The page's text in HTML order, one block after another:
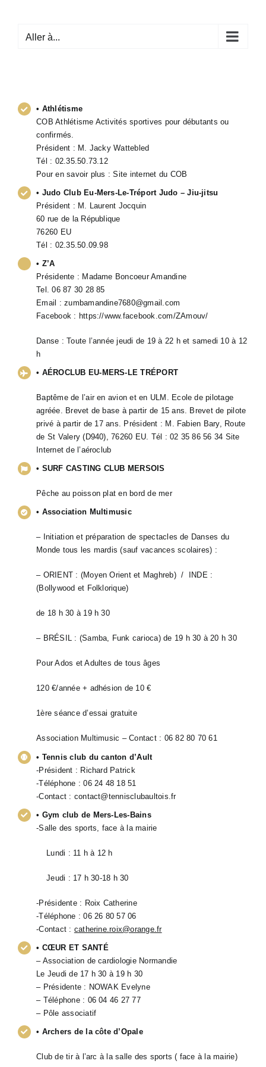
contenuAller à...
• Athlétisme
COB Athlétisme Activités sportives pour débutants ou
confirmés.
Président : M. Jacky Wattebled
Tél : 02.35.50.73.12
Pour en savoir plus :Site internet du COB
• Judo Club Eu-Mers-Le-Tréport Judo – Jiu-jitsu
Président : M. Laurent Jocquin
60 rue de la République
76260 EU
Tél : 02.35.50.09.98
• Z’A
Présidente : Madame Boncoeur Amandine
Tel. 06 87 30 28 85
Email :zumbamandine7680@gmail.com
Facebook : https://www.facebook.com/ZAmouv/
Danse : Toute l’année jeudi de 19 à 22 h et samedi 10 à 12
h
• AÉROCLUB EU-MERS-LE TRÉPORT
Baptême de l’air en avion et en ULM. Ecole de pilotage
agréée. Brevet de base à partir de 15 ans. Brevet de pilote
privé à partir de 17 ans. Président : M. Fabien Bary, Route
de St Valery (D940), 76260 EU. Tél : 02 35 86 56 34 Site
Internet de l’aéroclub
• SURF CASTING CLUB MERSOIS
Pêche au poisson plat en bord de mer
• Association Multimusic
– Initiation et préparation de spectacles de Danses du
Monde tous les mardis (sauf vacances scolaires) :
– ORIENT : (Moyen Orient et Maghreb) / INDE :
(Bollywood et Folklorique)
de 18 h 30 à 19 h 30
– BRÉSIL : (Samba, Funk carioca) de 19 h 30 à 20 h 30
Pour Ados et Adultes de tous âges
120 €/année + adhésion de 10 €
1ère séance d’essai gratuite
Association Multimusic – Contact : 06 82 80 70 61
• Tennis club du canton d’Ault
-Président : Richard Patrick
-Téléphone : 06 24 48 18 51
-Contact : contact@tennisclubaultois.fr
• Gym club de Mers-Les-Bains
-Salle des sports, face à la mairie
Lundi : 11 h à 12 h
Jeudi : 17 h 30-18 h 30
-Présidente : Roix Catherine
-Téléphone : 06 26 80 57 06
-Contact : catherine.roix@orange.fr
• CŒUR ET SANTÉ
– Association de cardiologie Normandie
Le Jeudi de 17 h 30 à 19 h 30
– Présidente : NOWAK Evelyne
– Téléphone : 06 04 46 27 77
– Pôle associatif
• Archers de la côte d’Opale
Club de tir à l’arc à la salle des sports ( face à la mairie)